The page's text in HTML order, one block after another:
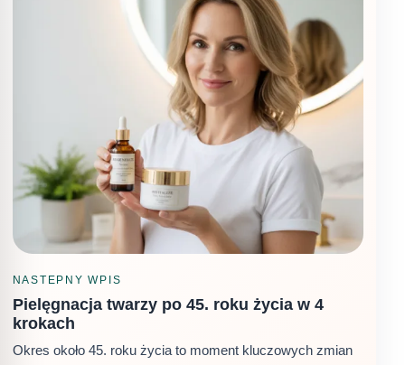
NASTEPNY WPIS
Pielęgnacja twarzy po 45. roku życia w 4
krokach
Okres około 45. roku życia to moment kluczowych zmian